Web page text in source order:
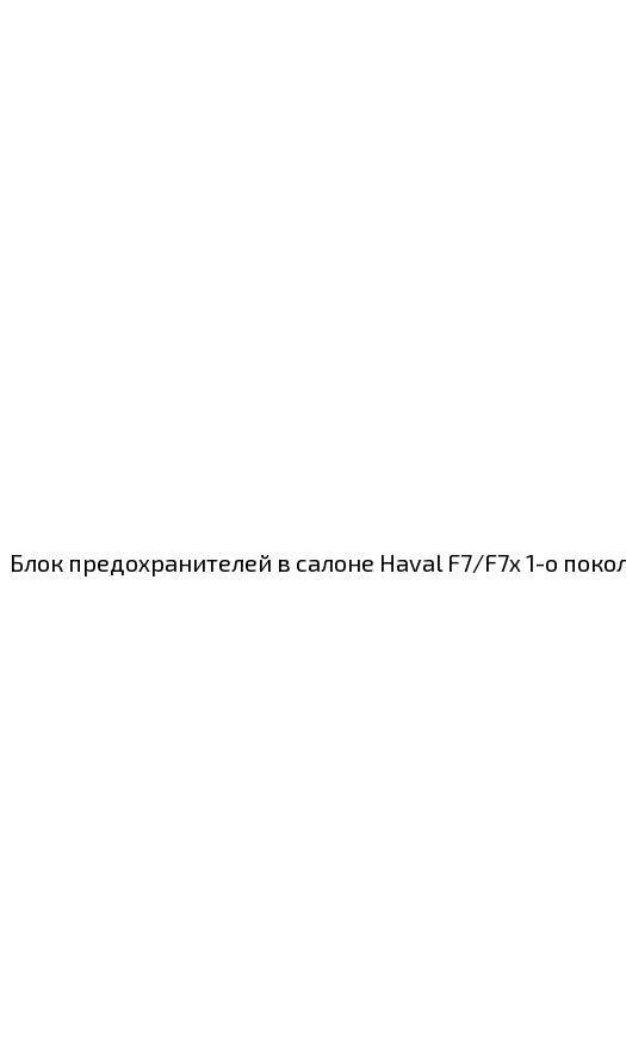
Блок предохранителей в салоне Haval F7/F7x 1-о